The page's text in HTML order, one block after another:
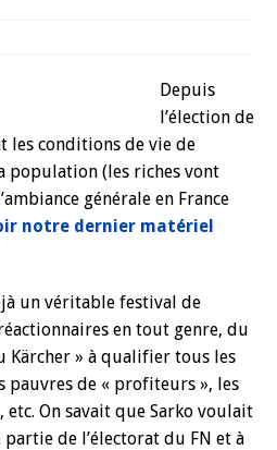
Depuis
l’élection de
les conditions de vie de
population (les riches vont
générale en France
notre dernier matériel
un véritable festival de
en tout genre, du
Kärcher » à qualifier tous les
pauvres de « profiteurs », les
On savait que Sarko voulait
de l’électorat du FN et à